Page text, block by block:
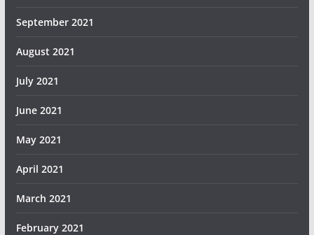
September 2021
August 2021
July 2021
June 2021
May 2021
April 2021
March 2021
February 2021